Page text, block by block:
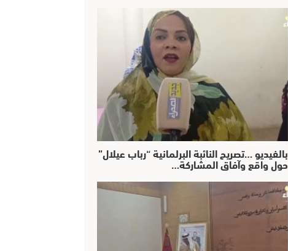
بالفيديو …تصريح النائبة البرلمانية “رباب عيلال”
حول واقع وآفاق المشاركة…